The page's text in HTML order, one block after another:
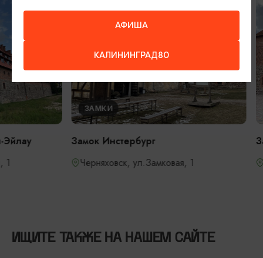
ЗАМКИ
Замок Инстербург
Черняховск, ул.Замковая, 1
ЗАМКИ
Замок Тапиау
Гвардейск,
ИЩИТЕ ТАКЖЕ НА НАШЕМ САЙТЕ
АФИША
КАЛИНИНГРАД80